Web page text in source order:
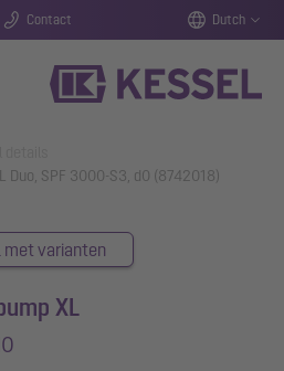
Contact Dutch
Duo, SPF 3000-S3, d0 (8742018)
met varianten
XL